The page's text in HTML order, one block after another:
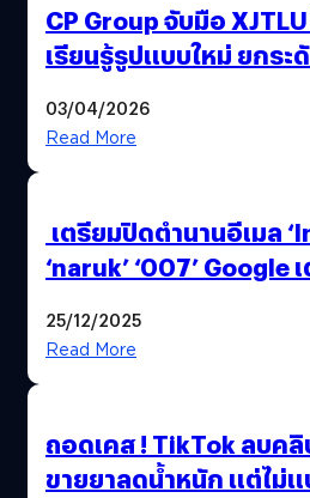
CP Group จับมือ
เรียนรู้รูปแบบใหม่ ยกร
03/04/2026
Read More
เตรียมปิดตำนานอีเมล
‘naruk’ ‘007’ Google
25/12/2025
Read More
ถอดเคส ! TikTok ลบคลิ
ขายยาลดน้ำหนัก แต่ไม่